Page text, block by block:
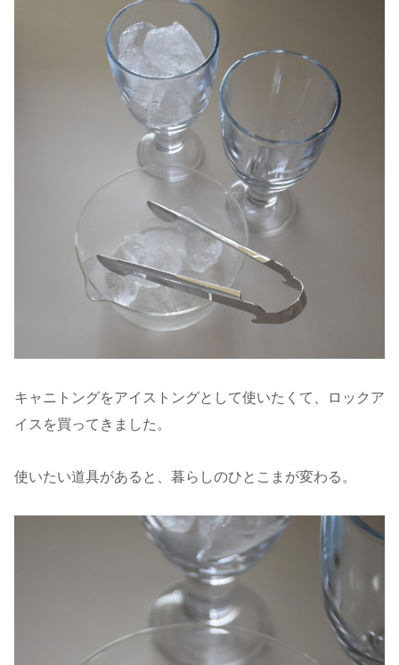
キャニトングをアイストングとして使いたくて、ロックア
イスを買ってきました。
使いたい道具があると、暮らしのひとこまが変わる。